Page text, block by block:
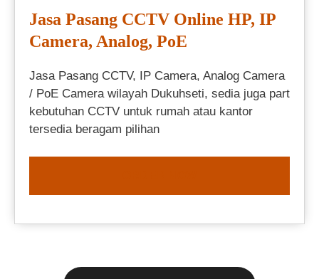
Jasa Pasang CCTV Online HP, IP
Camera, Analog, PoE
Jasa Pasang CCTV, IP Camera, Analog Camera
/ PoE Camera wilayah Dukuhseti, sedia juga part
kebutuhan CCTV untuk rumah atau kantor
tersedia beragam pilihan